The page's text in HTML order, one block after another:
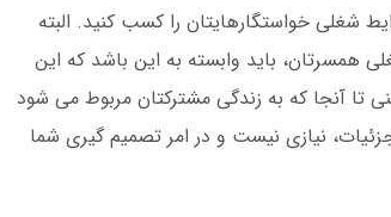
شغلی خواستگارهایتان را کسب کنید. البته
همسرتان، باید وابسته به این باشد که این
تا آنجا که به زندگی مشترکتان مربوط می شود
نیازی نیست و در امر تصمیم گیری شما